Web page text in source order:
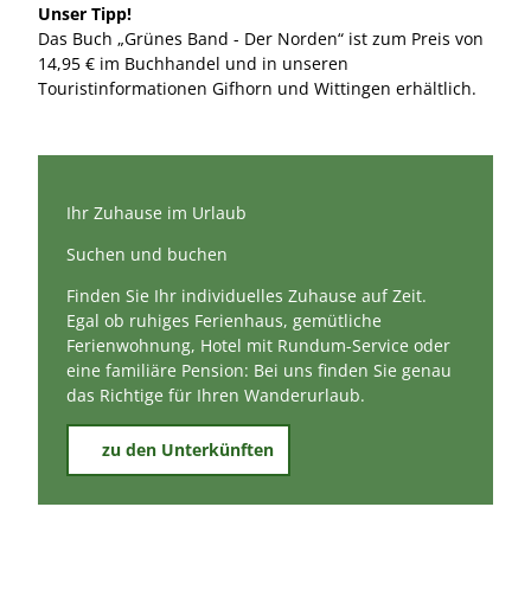
Unser Tipp!
Das Buch „Grünes Band - Der Norden“ ist zum Preis von
14,95 € im Buchhandel und in unseren
Touristinformationen Gifhorn und Wittingen erhältlich.
Ihr Zuhause im Urlaub
Suchen und buchen
Finden Sie Ihr individuelles Zuhause auf Zeit.
Egal ob ruhiges Ferienhaus, gemütliche
Ferienwohnung, Hotel mit Rundum-Service oder
eine familiäre Pension: Bei uns finden Sie genau
das Richtige für Ihren Wanderurlaub.
zu den Unterkünften